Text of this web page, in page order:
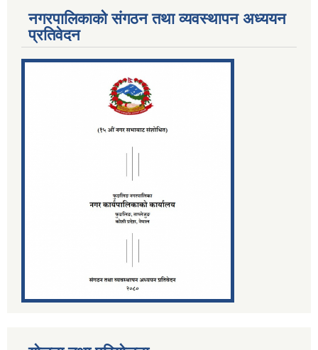
नगरपालिकाको संगठन तथा व्यवस्थापन अध्ययन
प्रतिवेदन